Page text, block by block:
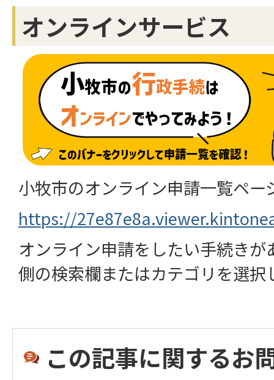
オンラインサービス
小牧市のオンライン申請一覧ペー
https://
オンライン申請をしたい手続き
側の検索欄またはカテゴリを選
この記事に関するお